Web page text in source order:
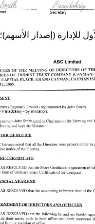
للإدارة (إصدار الأسهم)؛